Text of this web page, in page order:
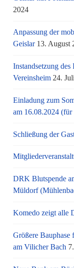
2024
Anpassung der
Geislar 13. August
Instandsetzung
Vereinsheim 24.
Einladung zum
am 16.08.2024
Schließung der
DRK Blutspende
Müldorf
Komedo zeigt alle
Größere Bauphase
am Vi­li­cher Bach